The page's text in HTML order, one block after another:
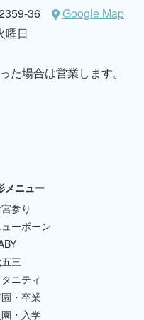
36
Google Map
曜日
た場合は営業します。
メニュー
参り
ーボーン
三
ニティ
・卒業
園・入学